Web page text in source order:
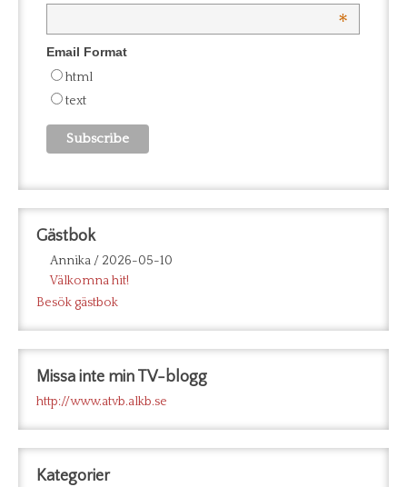
*
Email Format
html
text
Gästbok
Annika/ 2026-05-10
Välkomna hit!
Besök gästbok
Missa inte min TV-blogg
http://www.atvb.alkb.se
Kategorier